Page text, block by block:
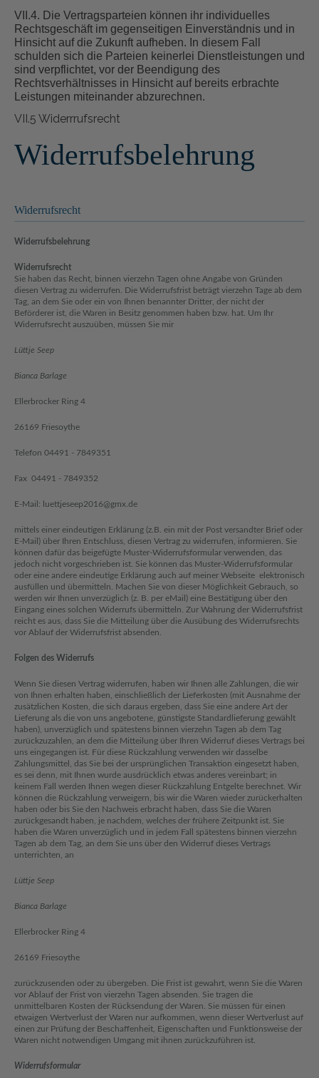
VII.4. Die Vertragsparteien können ihr individuelles
Rechtsgeschäft im gegenseitigen Einverständnis und in
Hinsicht auf die Zukunft aufheben. In diesem Fall
schulden sich die Parteien keinerlei Dienstleistungen und
sind verpflichtet, vor der Beendigung des
Rechtsverhältnisses in Hinsicht auf bereits erbrachte
Leistungen miteinander abzurechnen.
VII.5 Widerrrufsrecht
Widerrufsbelehrung
Widerrufsrecht
Widerrufsbelehrung
Widerrufsrecht
Sie haben das Recht, binnen vierzehn Tagen ohne Angabe von Gründen
diesen Vertrag zu widerrufen. Die Widerrufsfrist beträgt vierzehn Tage ab dem
Tag, an dem Sie oder ein von Ihnen benannter Dritter, der nicht der
Beförderer ist, die Waren in Besitz genommen haben bzw. hat. Um Ihr
Widerrufsrecht auszuüben, müssen Sie mir
Lüttje Seep
Bianca Barlage
Ellerbrocker Ring 4
26169 Friesoythe
Telefon 04491 - 7849351
Fax 04491 - 7849352
E-Mail: luettjeseep2016@gmx.de
mittels einer eindeutigen Erklärung (z.B. ein mit der Post versandter Brief oder
E-Mail) über Ihren Entschluss, diesen Vertrag zu widerrufen, informieren. Sie
können dafür das beigefügte Muster-Widerrufsformular verwenden, das
jedoch nicht vorgeschrieben ist. Sie können das Muster-Widerrufsformular
oder eine andere eindeutige Erklärung auch auf meiner Webseite elektronisch
ausfüllen und übermitteln. Machen Sie von dieser Möglichkeit Gebrauch, so
werden wir Ihnen unverzüglich (z. B. per eMail) eine Bestätigung über den
Eingang eines solchen Widerrufs übermitteln. Zur Wahrung der Widerrufsfrist
reicht es aus, dass Sie die Mitteilung über die Ausübung des Widerrufsrechts
vor Ablauf der Widerrufsfrist absenden.
Folgen des Widerrufs
Wenn Sie diesen Vertrag widerrufen, haben wir Ihnen alle Zahlungen, die wir
von Ihnen erhalten haben, einschließlich der Lieferkosten (mit Ausnahme der
zusätzlichen Kosten, die sich daraus ergeben, dass Sie eine andere Art der
Lieferung als die von uns angebotene, günstigste Standardlieferung gewählt
haben), unverzüglich und spätestens binnen vierzehn Tagen ab dem Tag
zurückzuzahlen, an dem die Mitteilung über Ihren Widerruf dieses Vertrags bei
uns eingegangen ist. Für diese Rückzahlung verwenden wir dasselbe
Zahlungsmittel, das Sie bei der ursprünglichen Transaktion eingesetzt haben,
es sei denn, mit Ihnen wurde ausdrücklich etwas anderes vereinbart; in
keinem Fall werden Ihnen wegen dieser Rückzahlung Entgelte berechnet. Wir
können die Rückzahlung verweigern, bis wir die Waren wieder zurückerhalten
haben oder bis Sie den Nachweis erbracht haben, dass Sie die Waren
zurückgesandt haben, je nachdem, welches der frühere Zeitpunkt ist. Sie
haben die Waren unverzüglich und in jedem Fall spätestens binnen vierzehn
Tagen ab dem Tag, an dem Sie uns über den Widerruf dieses Vertrags
unterrichten, an
Lüttje Seep
Bianca Barlage
Ellerbrocker Ring 4
26169 Friesoythe
zurückzusenden oder zu übergeben. Die Frist ist gewahrt, wenn Sie die Waren
vor Ablauf der Frist von vierzehn Tagen absenden. Sie tragen die
unmittelbaren Kosten der Rücksendung der Waren. Sie müssen für einen
etwaigen Wertverlust der Waren nur aufkommen, wenn dieser Wertverlust auf
einen zur Prüfung der Beschaffenheit, Eigenschaften und Funktionsweise der
Waren nicht notwendigen Umgang mit ihnen zurückzuführen ist.
Widerrufsformular